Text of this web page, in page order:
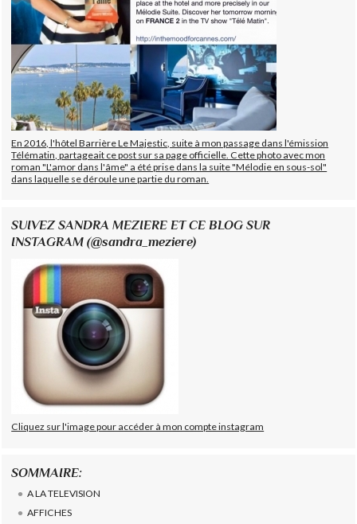
En 2016, l'hôtel Barrière Le Majestic, suite à mon passage dans l'émission
Télématin, partageait ce post sur sa page officielle. Cette photo avec mon
roman "L'amor dans l'âme" a été prise dans la suite "Mélodie en sous-sol"
dans laquelle se déroule une partie du roman.
SUIVEZ SANDRA MEZIERE ET CE BLOG SUR
INSTAGRAM (@sandra_meziere)
Cliquez sur l'image pour accéder à mon compte instagram
SOMMAIRE:
A LA TELEVISION
AFFICHES